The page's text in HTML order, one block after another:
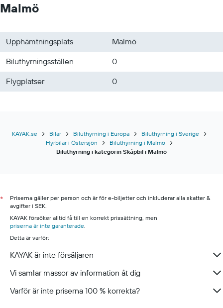
Hyrbilar i Kristianstad
Hyrbilar i Hässleholm
Malmö
Upphämtningsplats
Malmö
Biluthyrningsställen
0
Flygplatser
0
KAYAK.se Bilar Biluthyrning i Europa
Biluthyrning i Sverige
Hyrbilar i Östersjön
Biluthyrning i Malmö
Biluthyrning i kategorin Skåpbil i Malmö
*
Priserna gäller per person och är för e-biljetter och inkluderar alla skatter &
avgifter i SEK.
KAYAK försöker alltid få till en korrekt prissättning, men
priserna är inte garanterade.
Detta är varför:
KAYAK är inte försäljaren
Vi samlar massor av information åt dig
Varför är inte priserna 100 % korrekta?